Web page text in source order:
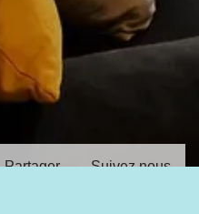
Partager
Suivez nous